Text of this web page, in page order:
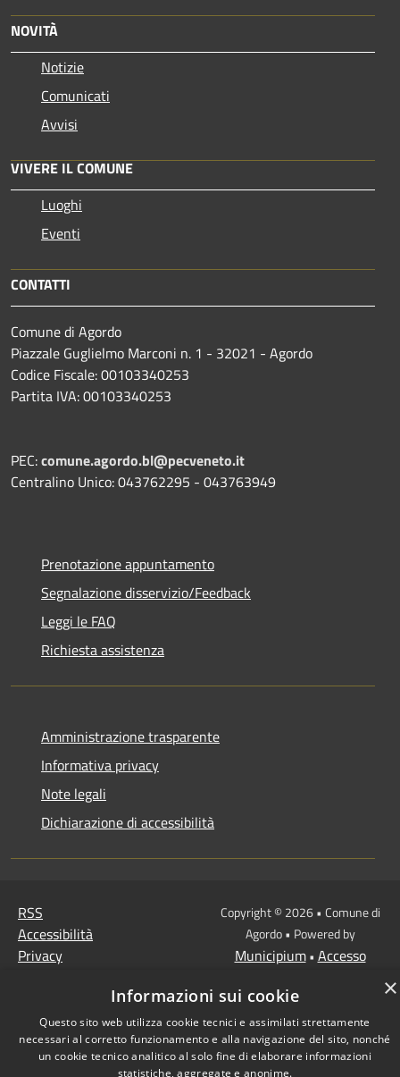
NOVITÀ
Notizie
Comunicati
Avvisi
VIVERE IL COMUNE
Luoghi
Eventi
CONTATTI
Comune di Agordo
Piazzale Guglielmo Marconi n. 1 - 32021 - Agordo
Codice Fiscale: 00103340253
Partita IVA: 00103340253
PEC:comune.agordo.bl@pecveneto.it
Centralino Unico: 043762295 - 043763949
Prenotazione appuntamento
Segnalazione disservizio/Feedback
Leggi le FAQ
Richiesta assistenza
Amministrazione trasparente
Informativa privacy
Note legali
Dichiarazione di accessibilità
RSS
Accessibilità
Privacy
Copyright © 2026 • Comune di
Agordo • Powered by
Municipium• Accesso
×
Informazioni sui cookie
Questo sito web utilizza cookie tecnici e assimilati strettamente
necessari al corretto funzionamento e alla navigazione del sito, nonché
un cookie tecnico analitico al solo fine di elaborare informazioni
statistiche, aggregate e anonime.